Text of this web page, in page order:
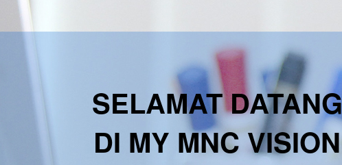
SELAMAT DATANG
DI MY MNC VISION